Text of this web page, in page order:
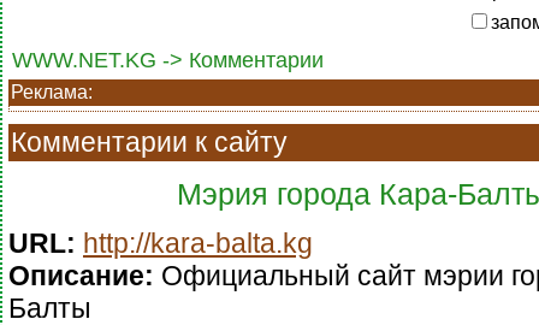
WWW.NET.KG -> Комментарии
Реклама:
Комментарии к сайту
Мэрия города Кара-
URL: http://kara-balta.kg
Описание: Официальный сайт мэрии
Балты